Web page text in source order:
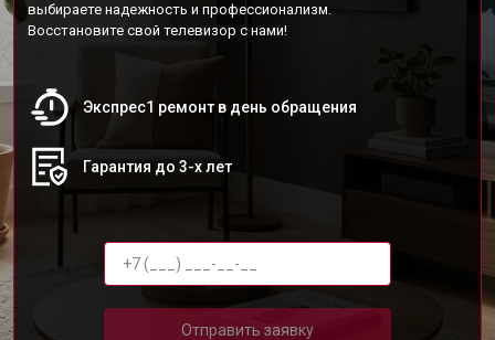
выбираете надежность и профессионализм.
Восстановите свой телевизор с нами!
Экспрес1 ремонт в день обращения
Гарантия до 3-х лет
Отправить заявку